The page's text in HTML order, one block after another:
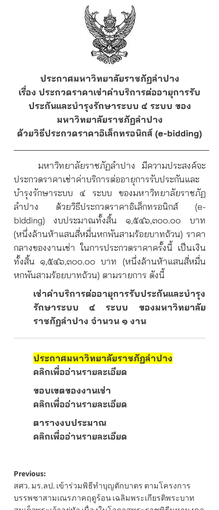
ประกาศมหาวิทยาลัยราชภัฏลำปาง
เรื่อง ประกวดราคาเช่าค่าบริการต่ออายุการรับ
ประกันและบำรุงรักษาระบบ ๔ ระบบ ของ
มหาวิทยาลัยราชภัฏลำปาง
ด้วยวิธีประกวดราคาอิเล็กทรอนิกส์ (e-bidding)
มหาวิทยาลัยราชภัฏลำปาง มีความประสงค์จะ
ประกวดราคาเช่าค่าบริการต่ออายุการรับประกันและ
บำรุงรักษาระบบ ๔ ระบบ ของมหาวิทยาลัยราชภัฏ
ลำปาง ด้วยวิธีประกวดราคาอิเล็กทรอนิกส์ (e-
bidding) งบประมาณทั้งสิ้น ๑,๕๔๖,๓๐๐.๐๐ บาท
(หนึ่งล้านห้าแสนสี่หมื่นหกพันสามร้อยบาทถ้วน) ราคา
กลางของงานเช่า ในการประกวดราคาครั้งนี้ เป็นเงิน
ทั้งสิ้น ๑,๕๔๖,๓๐๐.๐๐ บาท (หนึ่งล้านห้าแสนสี่หมื่น
หกพันสามร้อยบาทถ้วน) ตามรายการ ดังนี้
เช่าค่าบริการต่ออายุการรับประกันและบำรุง
รักษาระบบ ๔ ระบบ ของมหาวิทยาลัย
ราชภัฏลำปาง จำนวน ๑ งาน
ประกาศมหาวิทยาลัยราชภัฏลำปาง
คลิกเพื่ออ่านรายละเอียด
ขอบเขตของงานเช่า
คลิกเพื่ออ่านรายละเอียด
ตารางงบประมาณ
คลิกเพื่ออ่านรายละเอียด
Post
navigation
Previous:
สศว. มร.ลป. เข้าร่วมพิธีทำบุญตักบาตร ตามโครงการ
บรรพชาสามเณรภาคฤดูร้อน เฉลิมพระเกียรติพระบาท